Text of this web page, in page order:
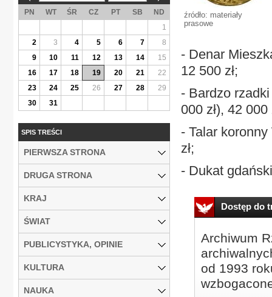
źródło: materiały
prasowe
- Denar
12 500 zł;
- Bardzo
000 zł), 42 000
- Talar koronny
zł;
- Dukat
Dostęp do
Archiwum
od 1993
PN WT ŚR CZ PT SB
ND
1
2
3 4 5 6 7
8
9
10 11 12 13 14
15
16
17 18 19 20 21
22
23
24 25 26 27 28
29
30
31
SPIS TREŚCI
PIERWSZA STRONA
DRUGA STRONA
KRAJ
ŚWIAT
PUBLICYSTYKA, OPINIE
KULTURA
NAUKA